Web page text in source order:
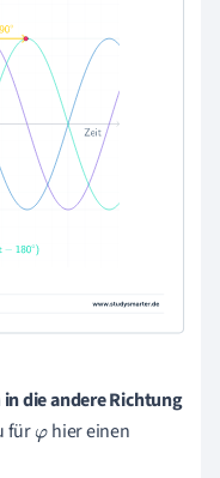
in die andere Richtung
fürφ hier einen